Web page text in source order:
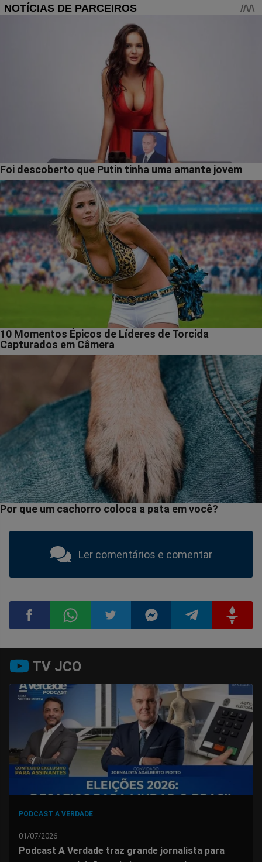
Ler comentários e comentar
Compartilhar
no
Facebook
no
Whatsapp
no
Twitter
no
Messenger
no
Telegram
no
Gettr
TV JCO
PODCAST A VERDADE
01/07/2026
Podcast A Verdade traz grande jornalista para